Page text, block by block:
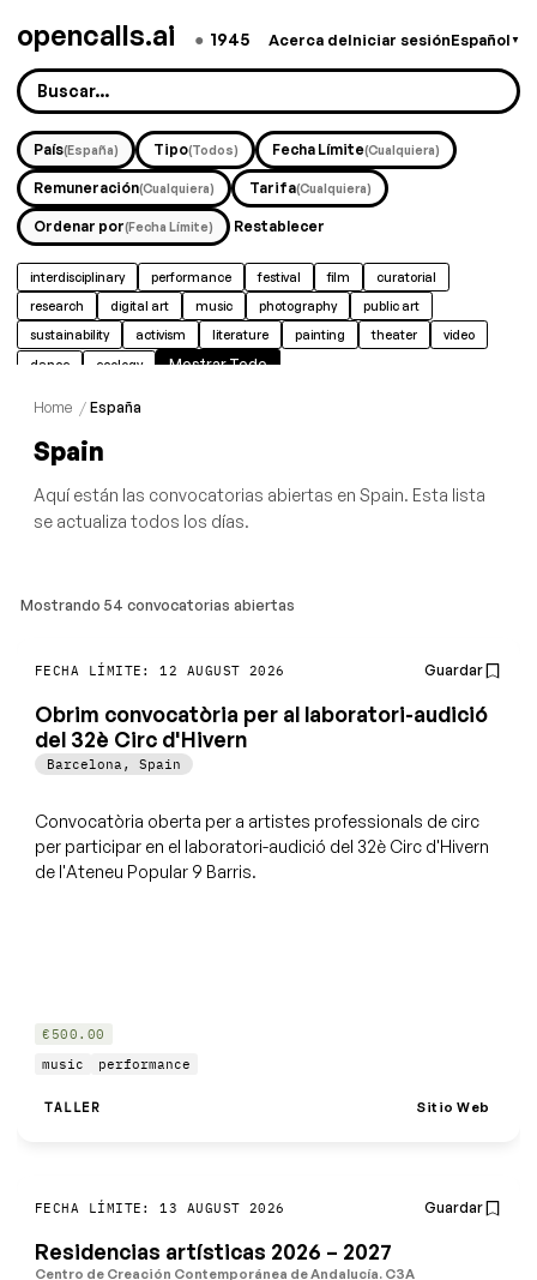
opencalls.ai ● 1945 Acerca deIniciar sesiónEspañol ▼
País(España) Tipo(Todos) Fecha Límite(Cualquiera)
Remuneración(Cualquiera) Tarifa(Cualquiera)
Ordenar por(Fecha Límite) Restablecer
interdisciplinary performance festival film
curatorial
research
digital art music photography
public art
sustainability
activism literature painting theater
video
dance
ecology Mostrar Todo
Home / España
Spain
Aquí están las convocatorias abiertas en Spain. Esta lista
se actualiza todos los días.
Mostrando 54 convocatorias abiertas
FECHA LÍMITE: 12 AUGUST 2026 Guardar
Obrim convocatòria per al laboratori-audició
del 32è Circ d'Hivern
Barcelona , Spain
Convocatòria oberta per a artistes professionals de circ
per participar en el laboratori-audició del 32è Circ d'Hivern
de l'Ateneu Popular 9 Barris.
€500.00
music
performance
TALLER Sitio Web
FECHA LÍMITE: 13 AUGUST 2026 Guardar
Residencias artísticas 2026 – 2027
Centro de Creación Contemporánea de Andalucía. C3A